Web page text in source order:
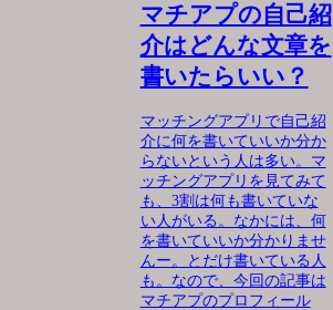
マチアプの自己紹
介はどんな文章を
書いたらいい？
マッチングアプリで自己紹
介に何を書いていいか分か
らないという人は多い。マ
ッチングアプリを見てみて
も、3割は何も書いていな
い人がいる。なかには、何
を書いていいか分かりませ
んー。とだけ書いている人
も。なので、今回の記事は
マチアプのプロフィール